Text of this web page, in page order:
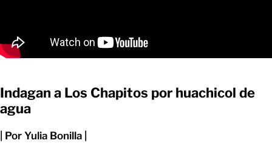
Indagan a Los Chapitos por huachicol de
agua
| Por Yulia Bonilla |